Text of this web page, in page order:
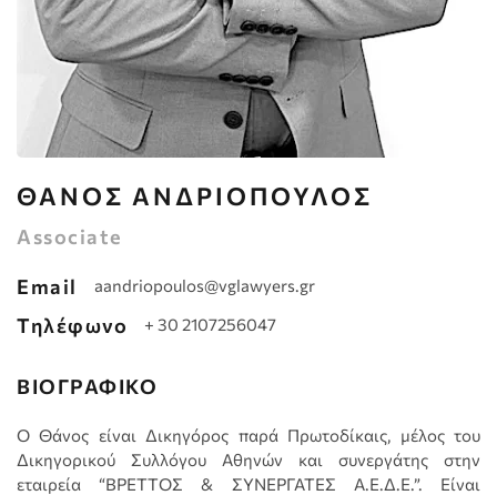
ΘΑΝΟΣ ΑΝΔΡΙΟΠΟΥΛΟΣ
Associate
Email aandriopoulos@vglawyers.gr
Τηλέφωνο + 30 2107256047
ΒΙΟΓΡΑΦΙΚΟ
Ο Θάνος είναι Δικηγόρος παρά Πρωτοδίκαις, μέλος του
Δικηγορικού Συλλόγου Αθηνών και συνεργάτης στην
εταιρεία “ΒΡΕΤΤΟΣ & ΣΥΝΕΡΓΑΤΕΣ Α.Ε.Δ.Ε.”. Είναι